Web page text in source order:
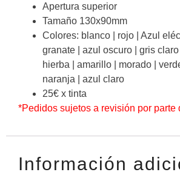
Apertura superior
Tamaño 130x90mm
Colores: blanco | rojo | Azul
granate | azul oscuro | gris
hierba | amarillo | morado |
naranja | azul claro
25€ x tinta
*Pedidos sujetos a revisión por parte
Información